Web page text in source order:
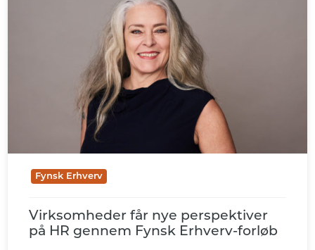
Fynsk Erhverv
Virksomheder får nye perspektiver
på HR gennem Fynsk Erhverv-forløb